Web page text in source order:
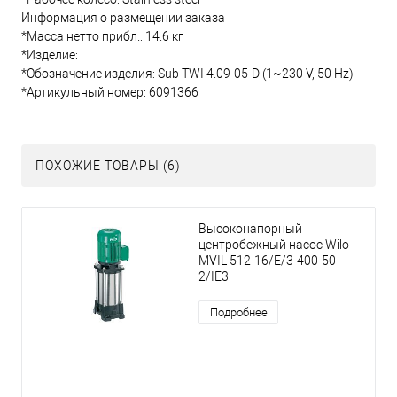
Информация о размещении заказа
*Масса нетто прибл.: 14.6 кг
*Изделие:
*Обозначение изделия: Sub TWI 4.09-05-D (1~230 V, 50 Hz)
*Артикульный номер: 6091366
ПОХОЖИЕ ТОВАРЫ (6)
Высоконапорный
центробежный насос Wilo
MVIL 512-16/E/3-400-50-
2/IE3
Подробнее